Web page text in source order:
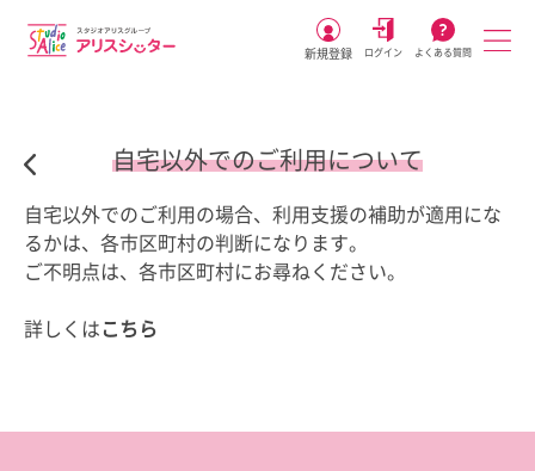
新規登録 ログイン よくある質問
自宅以外でのご利用について
自宅以外でのご利用の場合、利用支援の補助が適用にな
るかは、各市区町村の判断になります。
ご不明点は、各市区町村にお尋ねください。
詳しくは こちら